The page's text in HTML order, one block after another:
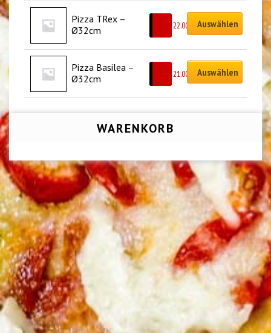
Pizza TRex –
Ø32cm
22.00 Auswählen
Pizza Basilea –
Ø32cm
21.00 Auswählen
WARENKORB